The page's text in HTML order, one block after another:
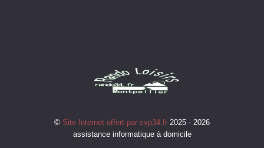
© Site Internet offert par svp34.fr 2025 - 2026
assistance informatique à domicile